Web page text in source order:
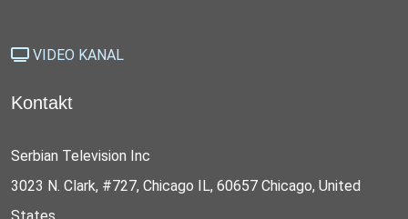
VIDEO KANAL
Kontakt
Serbian Television Inc
3023 N. Clark, #727, Chicago IL, 60657 Chicago, United